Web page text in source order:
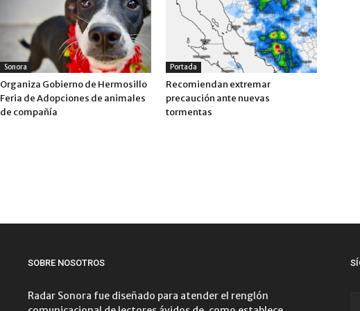
Sonora
Organiza Gobierno de Hermosillo
Feria de Adopciones de animales
de compañía
Portada
Recomiendan extremar
precaución ante nuevas
tormentas
SOBRE NOSOTROS
Radar Sonora fue diseñado para atender el renglón